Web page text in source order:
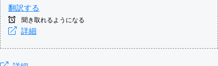
翻訳する
聞き取れるようになる
詳細